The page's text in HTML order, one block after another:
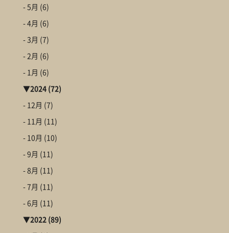
- 5月 (6)
- 4月 (6)
- 3月 (7)
- 2月 (6)
- 1月 (6)
▼2024(72)
- 12月 (7)
- 11月 (11)
- 10月 (10)
- 9月 (11)
- 8月 (11)
- 7月 (11)
- 6月 (11)
▼2022 (89)